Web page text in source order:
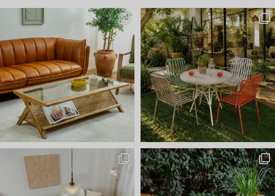
ועכשיו הגיע הזמן לשולחן הסל